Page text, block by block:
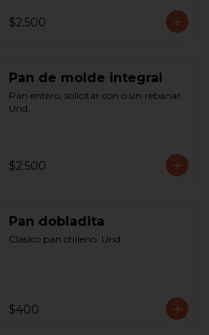
$2.500
Pan de molde integral
Pan entero, solicitar con o sin rebanar.
Und.
$2.500
Pan dobladita
Clásico pan chileno. Und.
$400